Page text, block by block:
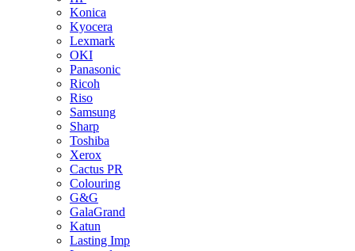
Konica
Kyocera
Lexmark
OKI
Panasonic
Ricoh
Riso
Samsung
Sharp
Toshiba
Xerox
Cactus PR
Colouring
G&G
GalaGrand
Katun
Lasting Imp